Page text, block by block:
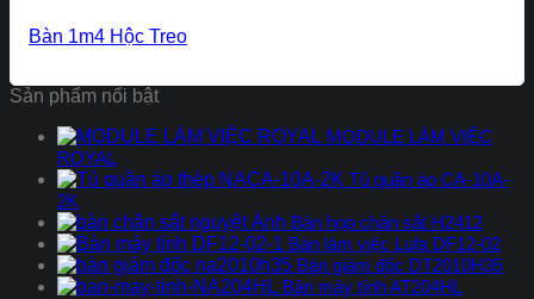
Bàn 1m4 Hộc Treo
Sản phẩm nổi bật
MODULE LÀM VIỆC
ROYAL
Tủ quần áo CA-10A-
2K
Bàn họp chân sắt H2412
Bàn làm việc Lufa DF12-02
Bàn giám đốc DT2010H35
Bàn máy tính AT204HL